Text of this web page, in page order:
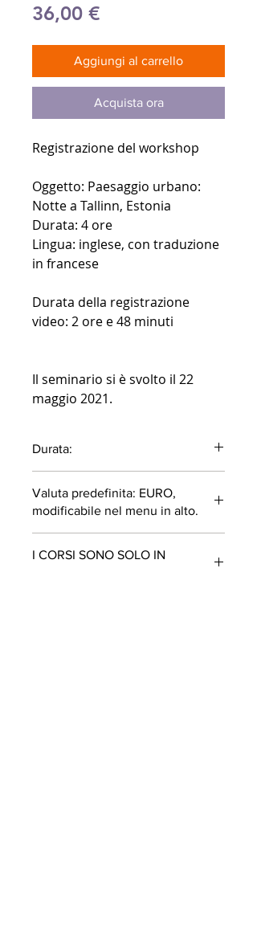
36,00 €
Aggiungi al carrello
Acquista ora
Registrazione del workshop
Oggetto: Paesaggio urbano:
Notte a Tallinn, Estonia
Durata: 4 ore
Lingua: inglese, con traduzione
in francese
Durata della registrazione
video: 2 ore e 48 minuti
Il seminario si è svolto il 22
maggio 2021.
Durata:
Valuta predefinita: EURO,
modificabile nel menu in alto.
I CORSI SONO SOLO IN